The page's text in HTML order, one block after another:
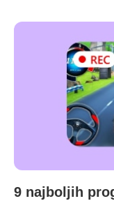
9 najboljih